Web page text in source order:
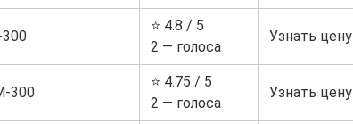
⭐ 4.8 / 5
2 — голоса
Узнать цену
300
⭐ 4.75 / 5
2 — голоса
Узнать цену